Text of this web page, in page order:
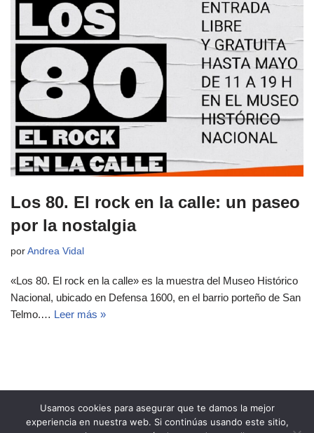
Los 80. El rock en la calle: un paseo
por la nostalgia
por Andrea Vidal
«Los 80. El rock en la calle» es la muestra del Museo Histórico
Nacional, ubicado en Defensa 1600, en el barrio porteño de San
Telmo.… Leer más »
Usamos cookies para asegurar que te damos la mejor
experiencia en nuestra web. Si continúas usando este sitio,